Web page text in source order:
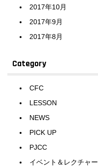
2017年10月
2017年9月
2017年8月
Category
CFC
LESSON
NEWS
PICK UP
PJCC
イベント＆レクチャー